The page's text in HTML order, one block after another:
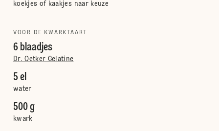
koekjes of kaakjes naar keuze
VOOR DE KWARKTAART
6 blaadjes
Dr. Oetker Gelatine
5 el
water
500 g
kwark